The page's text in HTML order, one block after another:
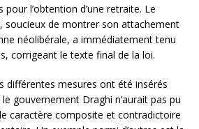
l’obtention d’une retraite. Le
soucieux de montrer son attachement
néolibérale, a immédiatement tenu
corrigeant le texte final de la loi.
différentes mesures ont été insérés
gouvernement Draghi n’aurait pas pu
caractère composite et contradictoire